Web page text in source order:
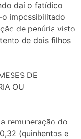
daí o fatídico
impossibilitado
de penúria visto
de dois filhos
DE
OU
remuneração do
(quinhentos e